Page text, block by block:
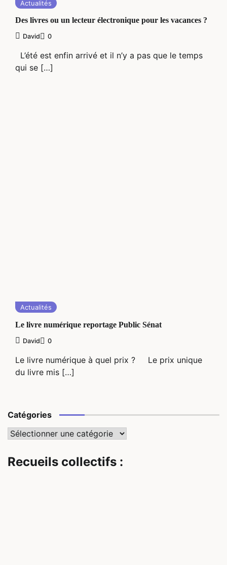
Actualités
Des livres ou un lecteur électronique pour les vacances ?
David 0
L’été est enfin arrivé et il n’y a pas que le temps
qui se […]
Actualités
Le livre numérique reportage Public Sénat
David 0
Le livre numérique à quel prix ? Le prix unique
du livre mis […]
Catégories
Catégories
Recueils collectifs :